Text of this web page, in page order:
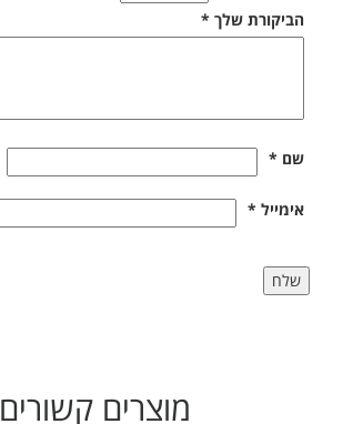
הביקורת שלך *
שם *
אימייל *
מוצרים קשורים